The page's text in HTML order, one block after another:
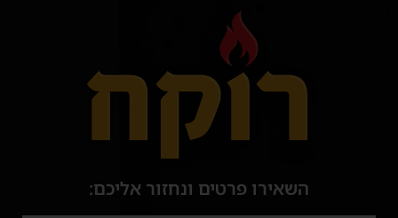
השאירו פרטים ונחזור אליכם: